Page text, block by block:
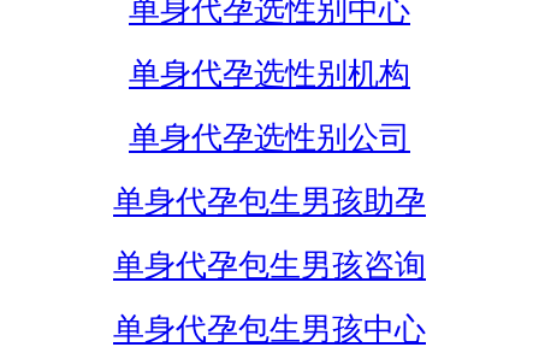
单身代孕选性别中心
单身代孕选性别机构
单身代孕选性别公司
单身代孕包生男孩助孕
单身代孕包生男孩咨询
单身代孕包生男孩中心